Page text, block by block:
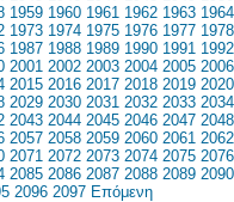
1959 1960 1961 1962 1963 1964
1973 1974 1975 1976 1977 1978
1987 1988 1989 1990 1991 1992
2001 2002 2003 2004 2005 2006
2015 2016 2017 2018 2019 2020
2029 2030 2031 2032 2033 2034
2043 2044 2045 2046 2047 2048
2057 2058 2059 2060 2061 2062
2071 2072 2073 2074 2075 2076
2085 2086 2087 2088 2089 2090
2096 2097 Επόμενη